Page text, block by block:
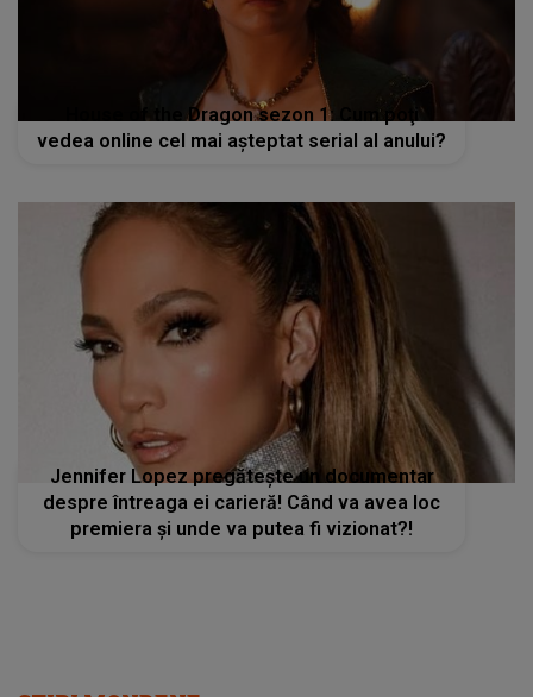
House of the Dragon sezon 1: Cum poţi
vedea online cel mai aşteptat serial al anului?
Jennifer Lopez pregătește un documentar
despre întreaga ei carieră! Când va avea loc
premiera și unde va putea fi vizionat?!